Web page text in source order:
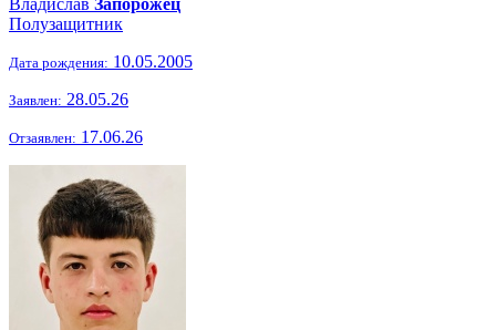
Владислав Запорожец
Полузащитник
Дата рождения: 10.05.2005
Заявлен: 28.05.26
Отзаявлен: 17.06.26